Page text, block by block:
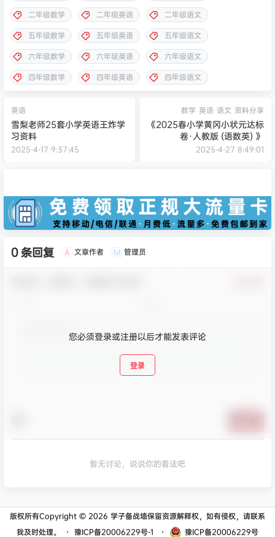
二年级数学
二年级英语
二年级语文
五年级数学
五年级英语
五年级语文
六年级数学
六年级英语
六年级语文
四年级数学
四年级英语 四年级语文
英语
雪梨老师25套小学英语王炸学
习资料
2025-4-17 9:37:45
数学 英语 语文 资料分享
《2025春小学黄冈小状元达标
卷·人教版 (语数英) 》
2025-4-27 8:49:01
0 条回复 A 文章作者 M 管理员
您必须登录或注册以后才能发表评论
登录
暂无讨论，说说你的看法吧
版权所有Copyright © 2026 学子备战墙保留资源解释权，如有侵权，请联系
我及时处理。
・ 豫ICP备20006229号-1 ・ 豫ICP备20006229号